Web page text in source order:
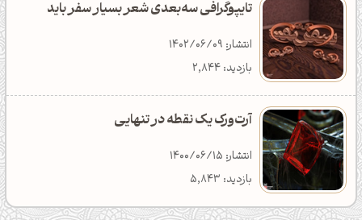
تایپوگرافی سه‌بعدی شعر بسیار سفر باید
انتشار: 1402/06/09
بازدید: 2,844
آرت‌ورک یک نقطه در تنهایـی
انتشار: 1400/06/15
بازدید: 5,843